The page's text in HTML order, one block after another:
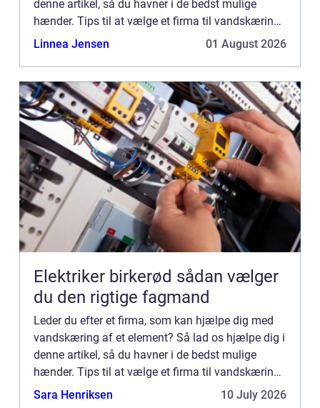
denne artikel, så du havner i de bedst mulige
hænder. Tips til at vælge et firma til vandskæring
Hvem har generelt meget erfaring med
Linnea Jensen 01 August 2026
Elektriker birkerød sådan vælger
du den rigtige fagmand
Leder du efter et firma, som kan hjælpe dig med
vandskæring af et element? Så lad os hjælpe dig i
denne artikel, så du havner i de bedst mulige
hænder. Tips til at vælge et firma til vandskæring
Hvem har generelt meget erfaring med
Sara Henriksen 10 July 2026